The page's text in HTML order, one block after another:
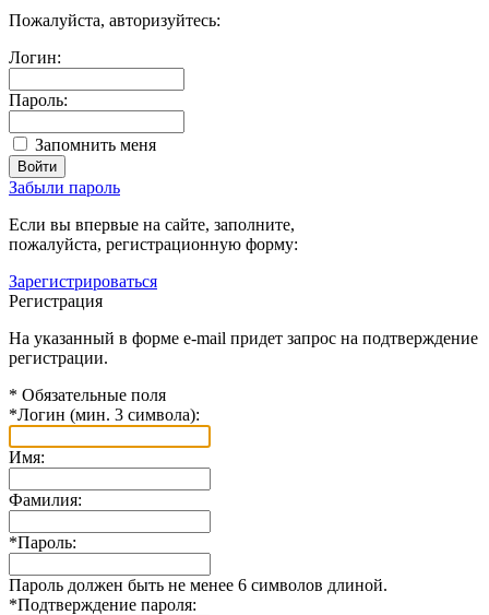
Пожалуйста, авторизуйтесь:
Логин:
Пароль:
Запомнить меня
Забыли пароль
Если вы впервые на сайте, заполните,
пожалуйста, регистрационную форму:
Зарегистрироваться
Регистрация
На указанный в форме e-mail придет запрос на подтверждение
регистрации.
* Обязательные поля
*Логин (мин. 3 символа):
Имя:
Фамилия:
*Пароль:
Пароль должен быть не менее 6 символов длиной.
*Подтверждение пароля: